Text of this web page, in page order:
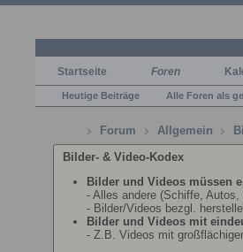
Startseite Foren
Heutige Beiträge Alle Foren als
Forum Allgemein
Bilder- & Video-Kodex
Bilder und Videos müssen
- Alles andere (Schiffe,
- Bilder/Videos bezgl.
Bilder und Videos mit
- Z.B. Videos mit